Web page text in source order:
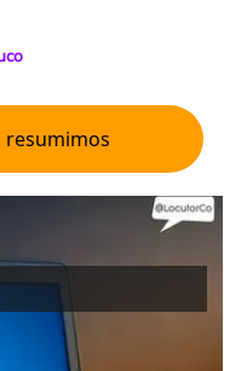
resumimos